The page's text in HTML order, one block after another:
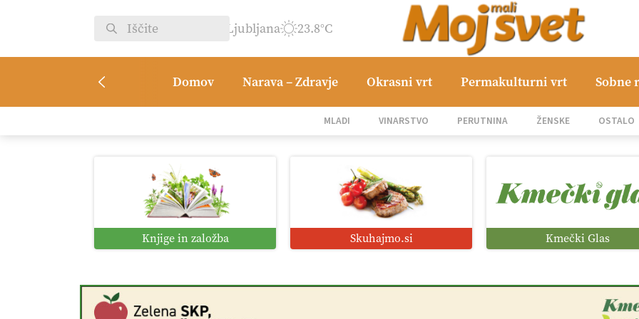
Ljubljana 23.8°C
Domov Narava – Zdravje Okrasni vrt Permakulturni vrt Sobne
MLADI VINARSTVO PERUTNINA ŽENSKE OSTALO
Knjige in založba Skuhajmo.si Kmečki Glas